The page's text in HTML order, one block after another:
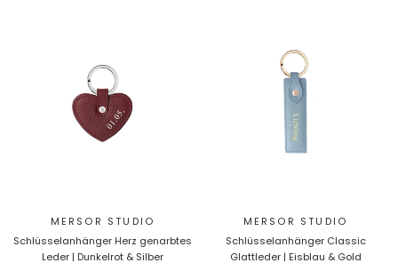
MERSOR STUDIO
Schlüsselanhänger Herz genarbtes
Leder | Dunkelrot & Silber
MERSOR STUDIO
Schlüsselanhänger Classic
Glattleder | Eisblau & Gold